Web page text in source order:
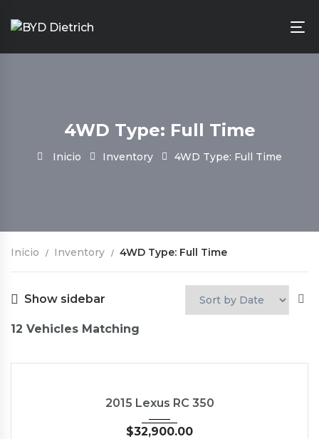
4WD Type: Full Time
Inicio Inventory 4WD Type: Full Time
Inicio Inventory 4WD Type: Full Time
Show sidebar
12 Vehicles Matching
2015 Lexus RC 350
$32,900.00